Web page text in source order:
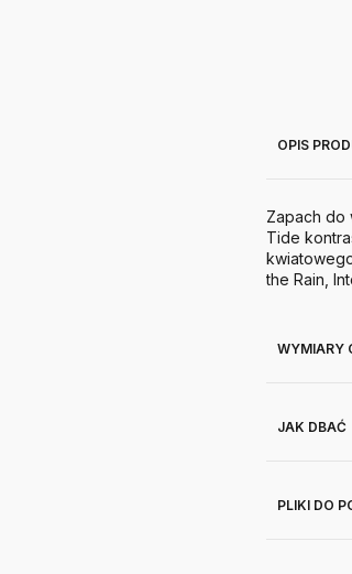
OPIS
Zapach do
Tide
the Rain,
WYMIARY
JAK DBAĆ
PLIKI DO